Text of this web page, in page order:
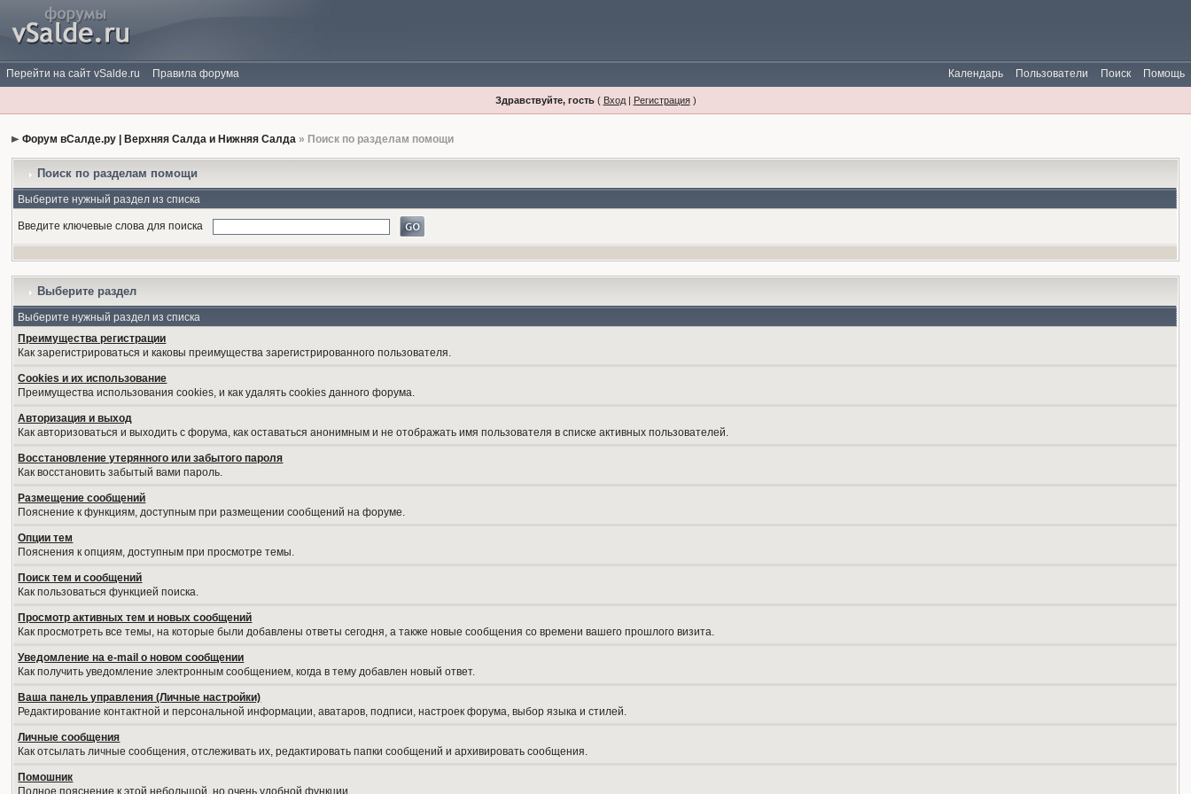
Перейти на сайт vSalde.ru Правила форума Помощь
Поиск
Пользователи
Календарь
Здравствуйте, гость( Вход| Регистрация)
Форум вСалде.ру | Верхняя Салда и Нижняя Салда » Поиск по разделам помощи
Поиск по разделам помощи
Выберите нужный раздел из списка
Введите ключевые слова для поиска
Выберите раздел
Выберите нужный раздел из списка
Преимущества регистрации
Как зарегистрироваться и каковы преимущества зарегистрированного пользователя.
Cookies и их использование
Преимущества использования cookies, и как удалять cookies данного форума.
Авторизация и выход
Как авторизоваться и выходить с форума, как оставаться анонимным и не отображать имя пользователя в списке активных пользователей.
Восстановление утерянного или забытого пароля
Как восстановить забытый вами пароль.
Размещение сообщений
Пояснение к функциям, доступным при размещении сообщений на форуме.
Опции тем
Пояснения к опциям, доступным при просмотре темы.
Поиск тем и сообщений
Как пользоваться функцией поиска.
Просмотр активных тем и новых сообщений
Как просмотреть все темы, на которые были добавлены ответы сегодня, а также новые сообщения со времени вашего прошлого визита.
Уведомление на е-mail о новом сообщении
Как получить уведомление электронным сообщением, когда в тему добавлен новый ответ.
Ваша панель управления (Личные настройки)
Редактирование контактной и персональной информации, аватаров, подписи, настроек форума, выбор языка и стилей.
Личные сообщения
Как отсылать личные сообщения, отслеживать их, редактировать папки сообщений и архивировать сообщения.
Помошник
Полное пояснение к этой небольшой, но очень удобной функции